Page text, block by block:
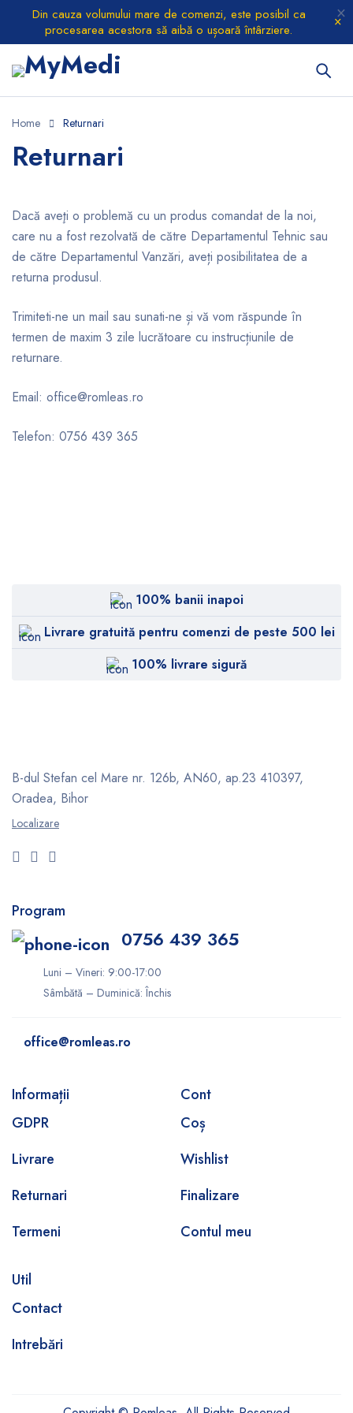
Din cauza volumului mare de comenzi, este posibil ca
procesarea acestora să aibă o ușoară întârziere.
Home Returnari
Returnari
Dacă aveţi o problemă cu un produs comandat de la noi,
care nu a fost rezolvată de către Departamentul Tehnic sau
de către Departamentul Vanzări, aveți posibilitatea de a
returna produsul.
Trimiteti-ne un mail sau sunati-ne și vă vom răspunde în
termen de maxim 3 zile lucrătoare cu instrucțiunile de
returnare.
Email: office@romleas.ro
Telefon: 0756 439 365
100% banii inapoi
Livrare gratuită pentru comenzi de peste 500 lei
100% livrare sigură
B-dul Stefan cel Mare nr. 126b, AN60, ap.23 410397,
Oradea, Bihor
Localizare
Program
0756 439 365
Luni – Vineri: 9:00-17:00
Sâmbătă – Duminică: Închis
office@romleas.ro
Informații
GDPR
Livrare
Returnari
Termeni
Cont
Coș
Wishlist
Finalizare
Contul meu
Util
Contact
Intrebări